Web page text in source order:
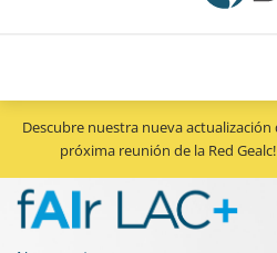
principal
Descubre nuestra nueva
próxima reunión de la Red Gealc!